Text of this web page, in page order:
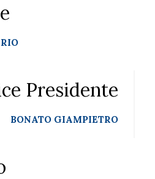
Presidente
BONATO GIAMPIETRO